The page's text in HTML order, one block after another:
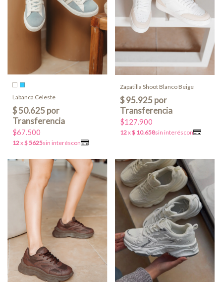
Labanca Celeste
$67.500
Zapatilla Shoot Blanco Beige
$127.900